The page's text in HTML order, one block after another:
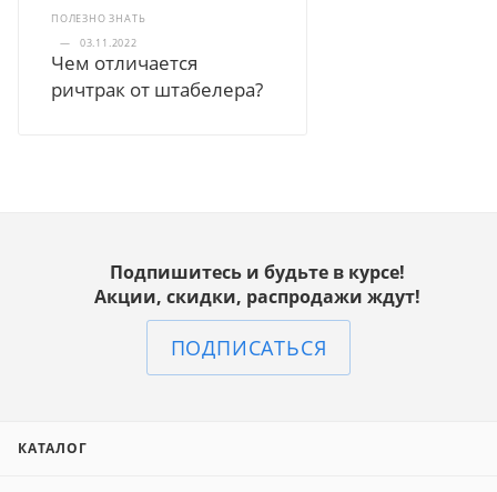
ПОЛЕЗНО ЗНАТЬ
—
03.11.2022
Чем отличается
ричтрак от штабелера?
Подпишитесь и будьте в курсе!
Акции, скидки, распродажи ждут!
ПОДПИСАТЬСЯ
КАТАЛОГ